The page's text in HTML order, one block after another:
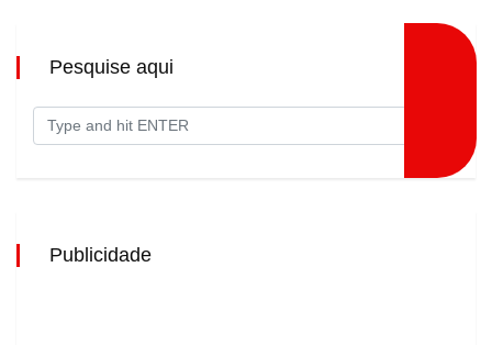
Pesquise aqui
Publicidade